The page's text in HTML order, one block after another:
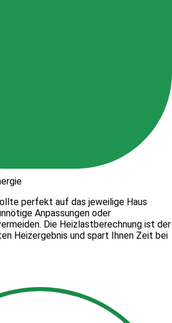
perfekt auf das jeweilige Haus
Anpassungen oder
Die Heizlastberechnung ist der
Heizergebnis und spart Ihnen Zeit bei